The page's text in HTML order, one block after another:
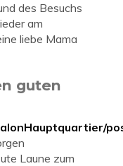
des Besuchs
am
liebe Mama
guten
Laune zum